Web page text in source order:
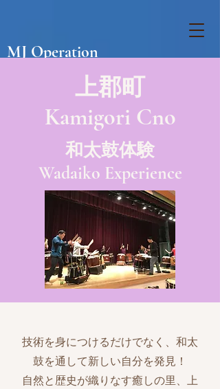
MJ Operation
MJ オペレーション
上郡町
Kamigori Cno
和太鼓体験
Wadaiko Experience
技術を身につけるだけでなく、和太
鼓を通して新しい自分を発見！
自然と歴史が織りなす癒しの里、上